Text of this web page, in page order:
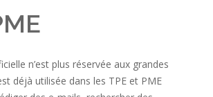
n’est plus réservée aux grandes
déjà utilisée dans les TPE et PME